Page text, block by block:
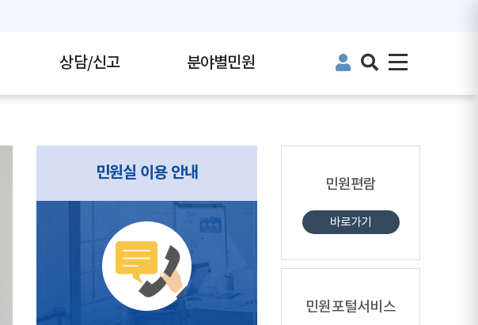
상담/신고 분야별민원
민원실 이용 안내
민원편람
바로가기
민원포털서비스